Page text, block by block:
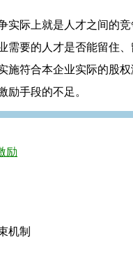
实际上就是人才之间的
需要的人才是否能留住
施符合本企业实际的股
励手段的不足。
励
机制